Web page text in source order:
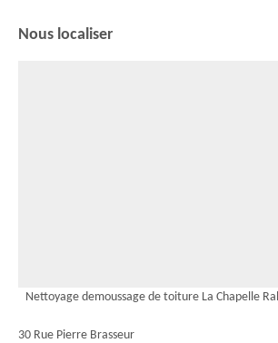
Nous localiser
Nettoyage demoussage de toiture La Chapelle
30 Rue Pierre Brasseur